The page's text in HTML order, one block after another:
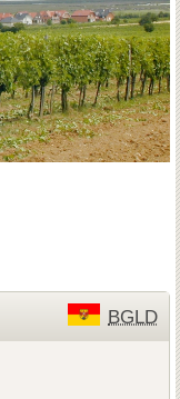
BGLD